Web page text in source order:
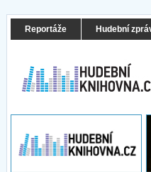
Reportáže Hudební